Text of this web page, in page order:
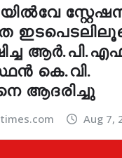
കെ.വി.
ആദരിച്ചു
Aug 7,